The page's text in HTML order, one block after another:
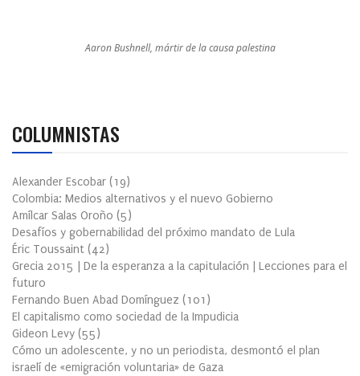
Aaron Bushnell, mártir de la causa palestina
COLUMNISTAS
Alexander Escobar (19)
Colombia: Medios alternativos y el nuevo Gobierno
Amílcar Salas Oroño (5)
Desafíos y gobernabilidad del próximo mandato de Lula
Éric Toussaint (42)
Grecia 2015 | De la esperanza a la capitulación | Lecciones para el
futuro
Fernando Buen Abad Domínguez (101 )
El capitalismo como sociedad de la Impudicia
Gideon Levy (55)
Cómo un adolescente, y no un periodista, desmontó el plan
israelí de «emigración voluntaria» de Gaza